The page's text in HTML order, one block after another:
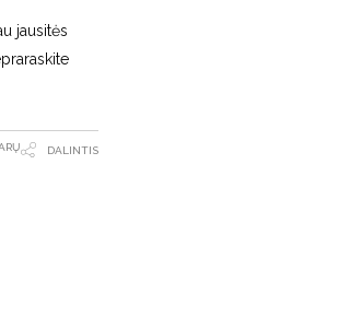
jausitės
DALINTIS